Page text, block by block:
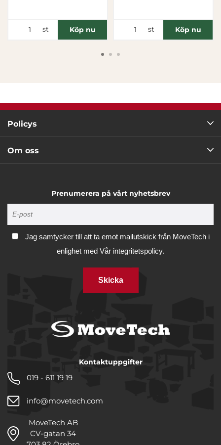
Tillåt urval
st Köp nu st Köp nu
Policys
Om oss
Prenumerera på vårt nyhetsbrev
Jag samtycker till att ta emot mailutskick från MoveTech i
enlighet med Vår integritetspolicy.
Skicka
Kontaktuppgifter
019 - 611 19 19
info@movetech.com
MoveTech AB
CV-gatan 34